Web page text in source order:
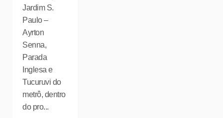
Jardim S.
Paulo –
Ayrton
Senna,
Parada
Inglesa e
Tucuruvi do
metrô, dentro
do pro...